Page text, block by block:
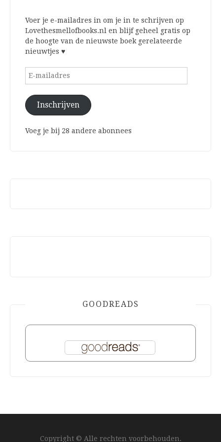
Voer je e-mailadres in om je in te schrijven op
Lovethesmellofbooks.nl en blijf geheel gratis op
de hoogte van de nieuwste boek gerelateerde
nieuwtjes ♥
E-
Inschrijven
Voeg je bij 28 andere abonnees
GOODREADS
Copyright © Alle rechten voorbehouden.